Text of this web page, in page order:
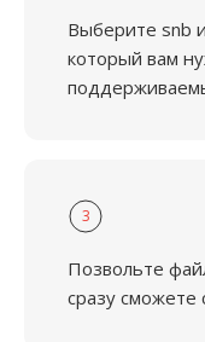
Выберите snb
который вам
3
Позвольте
сразу сможете